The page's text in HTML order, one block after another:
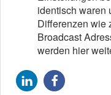
identisch waren
Differenzen wie
Broadcast
werden hier